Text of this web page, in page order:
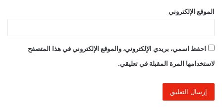
الموقع الإلكتروني
احفظ اسمي، بريدي الإلكتروني، والموقع الإلكتروني في هذا المتصفح
لاستخدامها المرة المقبلة في تعليقي.